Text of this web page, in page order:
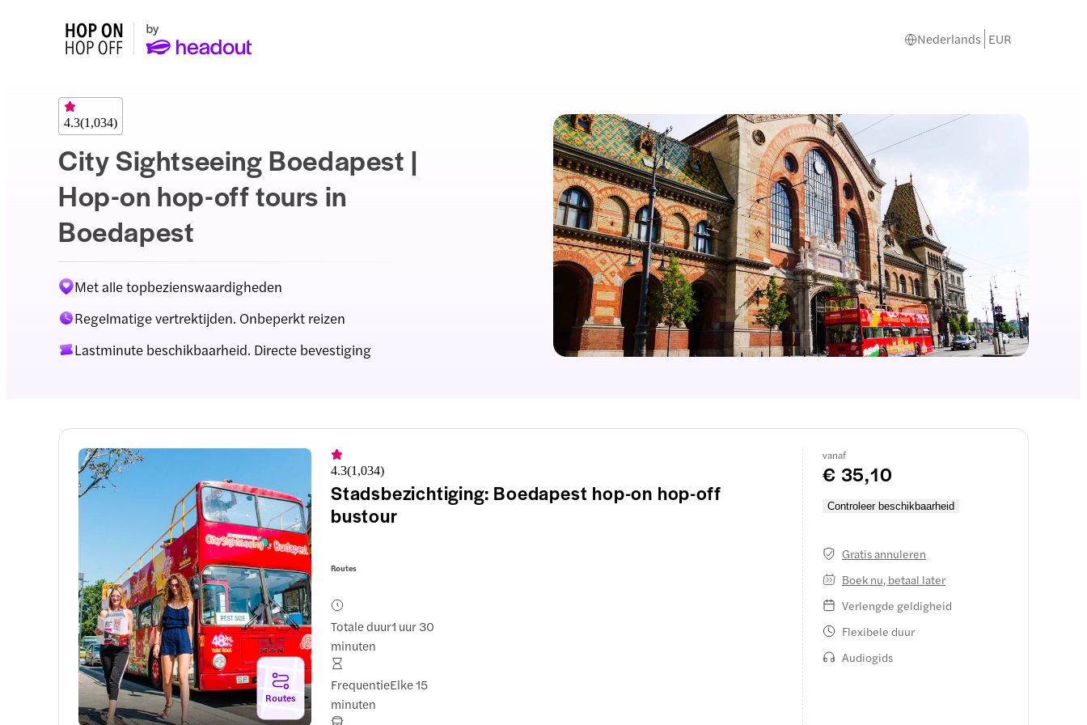
Nederlands EUR
City Sightseeing Boedapest |
Hop-on hop-off tours in
Boedapest
4.3(1,034)
Met alle topbezienswaardigheden
Regelmatige vertrektijden. Onbeperkt reizen
Lastminute beschikbaarheid. Directe bevestiging
Routes
4.3(1,034)
Stadsbezichtiging: Boedapest hop-on hop-off
bustour
vanaf
€ 35,10
Controleer beschikbaarheid
Gratis annuleren
Boek nu, betaal later
Verlengde geldigheid
Flexibele duur
Audiogids
Routes
Totale duur1 uur 30
minuten
FrequentieElke 15
minuten